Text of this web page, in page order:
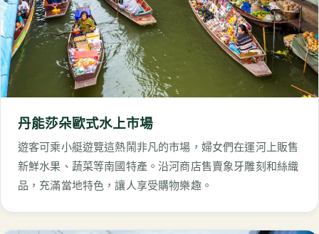
丹能莎朵歐式水上市場
遊客可乘小艇遊覽這熱鬧非凡的市場，婦女們在運河上販售
新鮮水果、蔬菜等南國特產。沿河商店售賣象牙雕刻和絲織
品，充滿當地特色，讓人享受購物樂趣。